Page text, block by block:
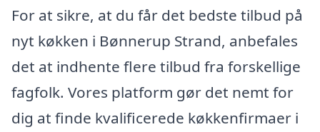
For at sikre, at du får det bedste tilbud på
nyt køkken i Bønnerup Strand, anbefales
det at indhente flere tilbud fra forskellige
fagfolk. Vores platform gør det nemt for
dig at finde kvalificerede køkkenfirmaer i